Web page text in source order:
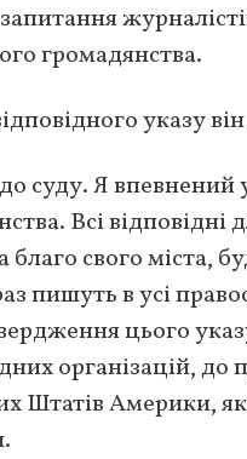
громадянства.
указу
суду. Я
Всі
свого міста,
пишуть в усі
цього
організацій, до
Штатів Америки,